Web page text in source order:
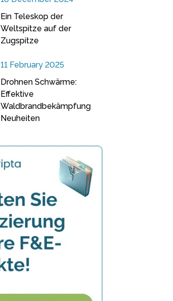
Ein Teleskop der
Weltspitze auf der
Zugspitze
11 February 2025
Drohnen Schwärme:
Effektive
Waldbrandbekämpfung
Neuheiten